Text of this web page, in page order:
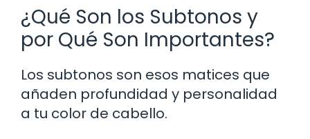
¿Qué Son los Subtonos y
por Qué Son Importantes?
Los subtonos son esos matices que
añaden profundidad y personalidad
a tu color de cabello.